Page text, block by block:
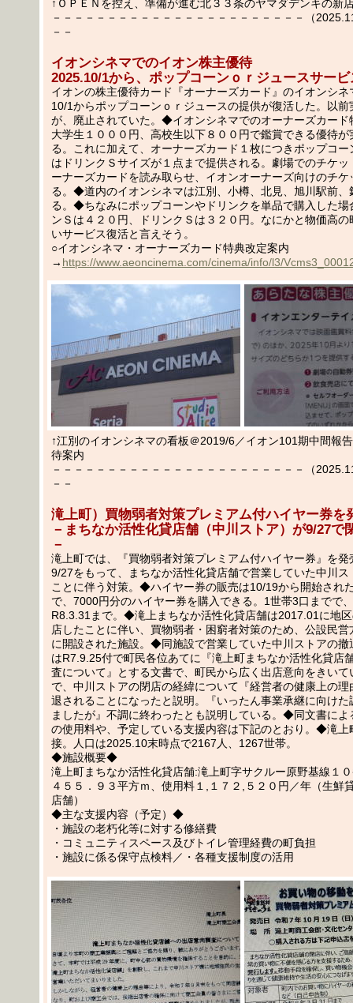
↑ＯＰＥＮを控え、準備が進む北３３条のヤマダデンキの新
－－－－－－－－－－－－－－－－－－－－－－－（
－－
イオンシネマでのイオン株主優待
2025.10/1から、ポップコーンｏｒジュースサー
イオンの株主優待カード『オーナーズカード』のイオンシネ
10/1からポップコーンｏｒジュースの提供が復活した。以前
が、廃止されていた。◆イオンシネマでのオーナーズカード
大学生１０００円、高校生以下８００円で鑑賞できる優待が
る。これに加えて、オーナーズカード１枚につきポップコー
はドリンクＳサイズが１点まで提供される。劇場でのチケッ
ーナーズカードを読み取らせ、イオンオーナーズ向けのチケ
る。◆道内のイオンシネマは江別、小樽、北見、旭川駅前、
る。◆ちなみにポップコーンやドリンクを単品で購入した場
ンＳは４２０円、ドリンクＳは３２０円。なにかと物価高
いサービス復活と言えそう。
○イオンシネマ・オーナーズカード特典改定案内
→ https://www.aeoncinema.com/cinema/info/l3/
↑江別のイオンシネマの看板＠2019/6／イオン101期中間報
待案内
－－－－－－－－－－－－－－－－－－－－－－－（
－－
滝上町）買物弱者対策プレミアム付ハイヤー券を
－まちなか活性化貸店舗（中川ストア）が9/27で
－
滝上町では、『買物弱者対策プレミアム付ハイヤー券』を発
9/27をもって、まちなか活性化貸店舗で営業していた中川ス
ことに伴う対策。◆ハイヤー券の販売は10/19から開始され
で、7000円分のハイヤー券を購入できる。1世帯3口までで
R8.3.31まで。◆滝上まちなか活性化貸店舗は2017.01に地
店したことに伴い、買物弱者・困窮者対策のため、公設民
に開設された施設。◆同施設で営業していた中川ストアの撤
はR7.9.25付で町民各位あてに『滝上町まちなか活性化貸店
査について』とする文書で、町民から広く出店意向をきいて
で、中川ストアの閉店の経緯について『経営者の健康上の理
退されることになったと説明。『いったん事業承継に向けた
ましたが』不調に終わったとも説明している。◆同文書によ
の使用料や、予定している支援内容は下記のとおり。◆滝上
接。人口は2025.10末時点で2167人、1267世帯。
◆施設概要◆
滝上町まちなか活性化貸店舗:滝上町字サクルー原野基線１
４５５．９３平方ｍ、使用料１,１７２,５２０円／年（生鮮
店舗）
◆主な支援内容（予定）◆
・施設の老朽化等に対する修繕費
・コミュニティスペース及びトイレ管理経費の町負担
・施設に係る保守点検料／・各種支援制度の活用